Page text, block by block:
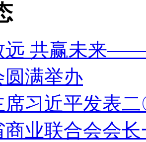
远 共赢未来
圆满举办
席习近平发表
商业联合会会